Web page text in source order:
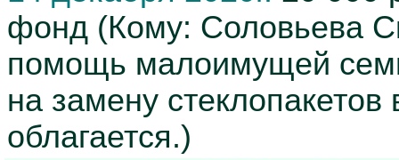
фонд (Кому: Соловьева
помощь малоимущей
на замену
облагается.)